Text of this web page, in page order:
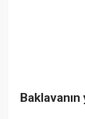
Baklavanın